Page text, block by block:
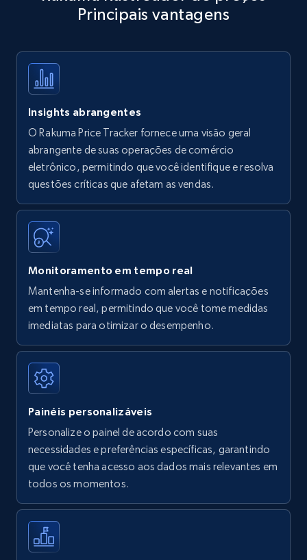
Title, Seller name, Brand, Description, Initial
35.3K+
Amazon products - find products by using
upc numbers
Title, Seller name, Brand, Description, Initial
price, Currency, Availability, Reviews count, and
35.3K+
Amazon Reviews
URL, Product name, Product rating, Product
Author name, Asin, and more.
7.4K+ 871+
Walmart - products
Specifications, Image urls, Top reviews, and
more.
Principais vantagens
Insights abrangentes
O Rakuma Price Tracker fornece uma visão geral
abrangente de suas operações de comércio
eletrônico, permitindo que você identifique e resolva
questões críticas que afetam as vendas.
Monitoramento em tempo real
Mantenha-se informado com alertas e notificações
em tempo real, permitindo que você tome medidas
imediatas para otimizar o desempenho.
Painéis personalizáveis
Personalize o painel de acordo com suas
necessidades e preferências específicas, garantindo
que você tenha acesso aos dados mais relevantes em
todos os momentos.